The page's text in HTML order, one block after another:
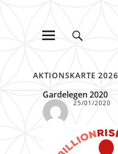
AKTIONSKARTE 2026
Gardelegen 2020
25/01/2020